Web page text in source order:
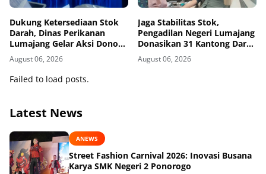
Dukung Ketersediaan Stok
Darah, Dinas Perikanan
Lumajang Gelar Aksi Donor
Darah
August 06, 2026
Jaga Stabilitas Stok,
Pengadilan Negeri Lumajang
Donasikan 31 Kantong Darah
Melalui PMI
August 06, 2026
Failed to load posts.
Latest News
ANEWS
Street Fashion Carnival 2026: Inovasi Busana
Karya SMK Negeri 2 Ponorogo